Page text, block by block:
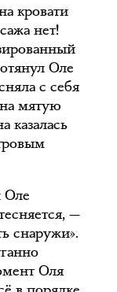
кровати
нет!
Оле
с себя
мятую
казалась
Оле
—
снаружи».
Оля